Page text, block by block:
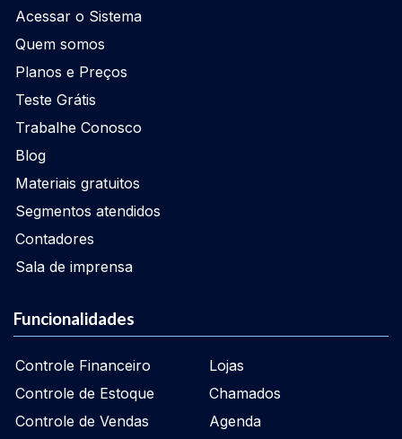
Acessar o Sistema
Quem somos
Planos e Preços
Teste Grátis
Trabalhe Conosco
Blog
Materiais gratuitos
Segmentos atendidos
Contadores
Sala de imprensa
Funcionalidades
Controle Financeiro
Controle de Estoque
Controle de Vendas
Lojas
Chamados
Agenda